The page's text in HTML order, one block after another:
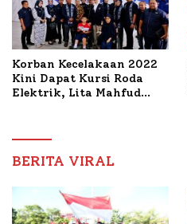
Korban Kecelakaan 2022
Kini Dapat Kursi Roda
Elektrik, Lita Mahfud
Nabil
BERITA VIRAL